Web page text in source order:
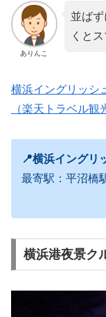
ありんこ
並ば
くと
横浜イングリッシ
（楽天トラベル観
📍横浜イングリ
最寄駅：平沼橋
横浜港夜景ク